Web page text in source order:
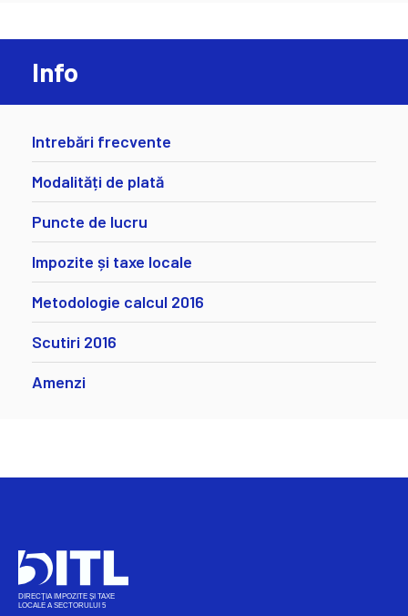
Info
Intrebări frecvente
Modalități de plată
Puncte de lucru
Impozite și taxe locale
Metodologie calcul 2016
Scutiri 2016
Amenzi